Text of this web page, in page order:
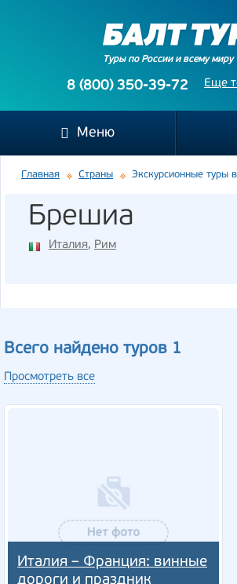
Туры по России и всему миру
Еще
8 (800) 350-39-72
Меню
Главная Страны Экскурсионные туры
Брешиа
Италия, Рим
Всего найдено туров 1
Просмотреть все
Италия – Франция: винные
дороги и праздник